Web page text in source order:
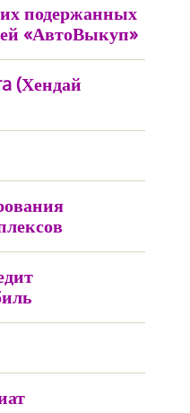
подержанных
«АвтоВыкуп»
(Хендай